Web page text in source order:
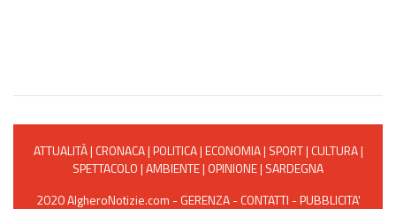
ATTUALITÀ| CRONACA|POLITICA|ECONOMIA| SPORT| CULTURA|
SPETTACOLO|AMBIENTE| OPINIONE| SARDEGNA
2020 AlgheroNotizie.com - GERENZA- CONTATTI -PUBBLICITA'